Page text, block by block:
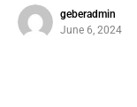
geberadmin
June 6, 2024